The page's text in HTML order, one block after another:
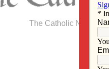
The Catholic